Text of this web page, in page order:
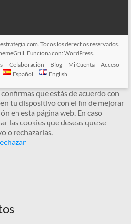
. Todos los derechos reservados.
Funciona con:WordPress
Colaboración Blog Mi Cuenta
Acceso
Español English
que estás de acuerdo con
tu dispositivo con el fin de mejorar
en esta página web. En caso
las cookies que deseas que se
o rechazarlas.